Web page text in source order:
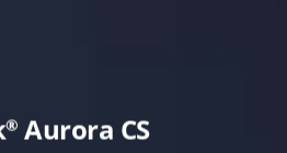
® Aurora CS